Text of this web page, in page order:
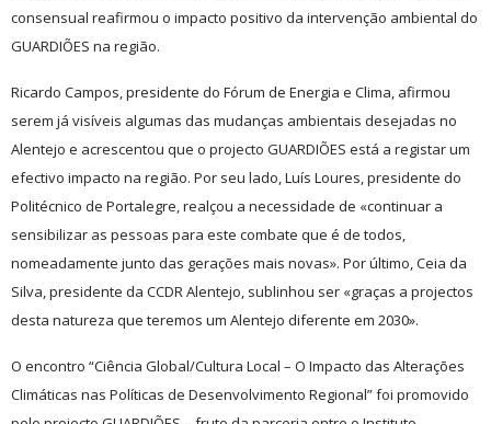
consensual reafirmou o impacto positivo da intervenção ambiental do
GUARDIÕES na região.
Ricardo Campos, presidente do Fórum de Energia e Clima, afirmou
serem já visíveis algumas das mudanças ambientais desejadas no
Alentejo e acrescentou que o projecto GUARDIÕES está a registar um
efectivo impacto na região. Por seu lado, Luís Loures, presidente do
Politécnico de Portalegre, realçou a necessidade de «continuar a
sensibilizar as pessoas para este combate que é de todos,
nomeadamente junto das gerações mais novas». Por último, Ceia da
Silva, presidente da CCDR Alentejo, sublinhou ser «graças a projectos
desta natureza que teremos um Alentejo diferente em 2030».
O encontro “Ciência Global/Cultura Local – O Impacto das Alterações
Climáticas nas Políticas de Desenvolvimento Regional” foi promovido